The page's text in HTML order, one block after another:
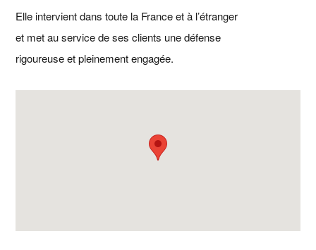
Elle intervient dans toute la France et à l’étranger
et met au service de ses clients une défense
rigoureuse et pleinement engagée.